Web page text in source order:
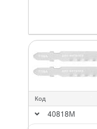
Код
40818М